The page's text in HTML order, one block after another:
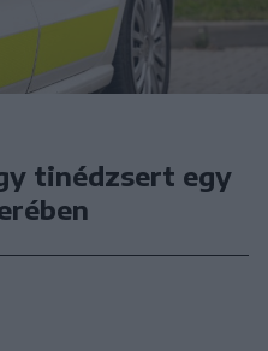
tinédzsert egy